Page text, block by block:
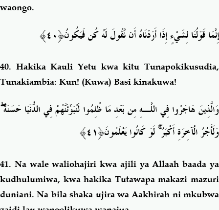
waongo.
إِنَّمَا قَوْلُنَا لِشَيْءٍ إِذَا أَرَدْنَاهُ أَن نَّقُولَ لَهُ كُن فَيَكُونُ﴿٤٠﴾
40. Hakika Kauli Yetu kwa kitu Tunapokikusudia,
Tunakiambia: Kun! (Kuwa) Basi kinakuwa!
وَالَّذِينَ هَاجَرُوا فِي اللَّـهِ مِن بَعْدِ مَا ظُلِمُوا لَنُبَوِّئَنَّهُمْ فِي الدُّنْيَا حَسَنَةًۖ
وَلَأَجْرُ الْآخِرَةِ أَكْبَرُۚلَوْ كَانُوا يَعْلَمُونَ﴿٤١﴾
41. Na wale waliohajiri kwa ajili ya Allaah baada ya
kudhulumiwa, kwa hakika Tutawapa makazi mazuri
duniani. Na bila shaka ujira wa Aakhirah ni mkubwa